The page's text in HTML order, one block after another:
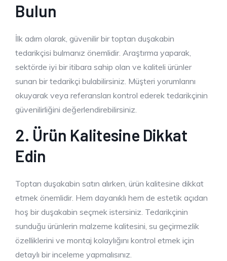
Bulun
İlk adım olarak, güvenilir bir toptan duşakabin
tedarikçisi bulmanız önemlidir. Araştırma yaparak,
sektörde iyi bir itibara sahip olan ve kaliteli ürünler
sunan bir tedarikçi bulabilirsiniz. Müşteri yorumlarını
okuyarak veya referansları kontrol ederek tedarikçinin
güvenilirliğini değerlendirebilirsiniz.
2. Ürün Kalitesine Dikkat
Edin
Toptan duşakabin satın alırken, ürün kalitesine dikkat
etmek önemlidir. Hem dayanıklı hem de estetik açıdan
hoş bir duşakabin seçmek istersiniz. Tedarikçinin
sunduğu ürünlerin malzeme kalitesini, su geçirmezlik
özelliklerini ve montaj kolaylığını kontrol etmek için
detaylı bir inceleme yapmalısınız.